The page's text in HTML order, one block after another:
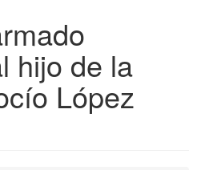
hijo de la
López